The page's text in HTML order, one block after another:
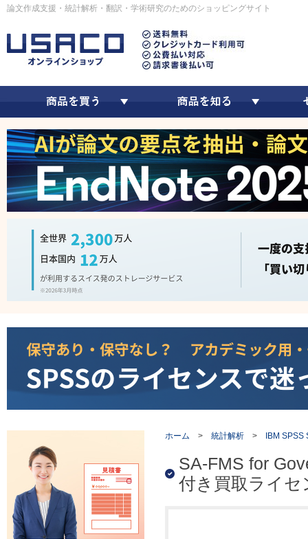
論文作成支援・統計解析・翻訳・学術研究のためのショッピングサイト
ホーム > 統計解析 > IBM SPSS
SA-FMS for
付き買取ライセ